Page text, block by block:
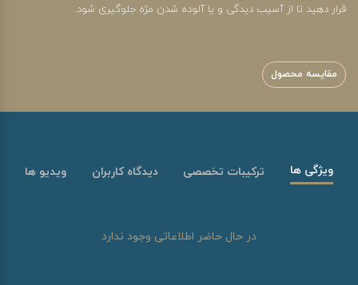
قرار دهید تا از آسیب دیدگی و یا آلوده شدن مژه جلوگیری شود.
مقایسه محصول
ویژگی ها ترکیبات تخصصی دیدگاه کاربران ویدیو ها
در حال حاضر اطلاعاتی وجود ندارد